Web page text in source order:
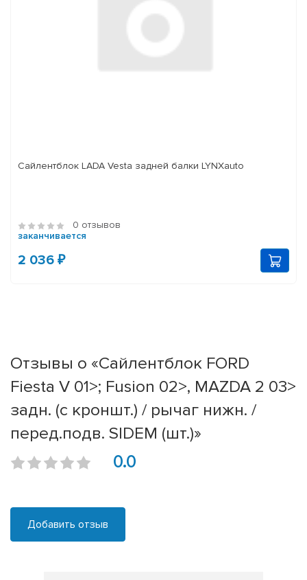
Сайлентблок LADA Vesta задней балки LYNXauto
0 отзывов
заканчивается
2 036 ₽
Отзывы о «Сайлентблок FORD
Fiesta V 01>; Fusion 02>, MAZDA 2 03>
задн. (с кроншт.) / рычаг нижн. /
перед.подв. SIDEM (шт.)»
0.0
Добавить отзыв